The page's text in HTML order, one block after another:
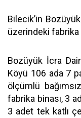
Bilecik’in
üzerindeki fabrika
Bozüyük İcra
Köyü 106 ada 7
ölçümlü
fabrika binası, 3
3 adet tek katlı